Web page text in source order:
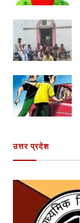
उत्तर प्रदेश